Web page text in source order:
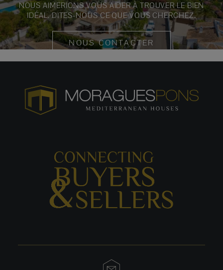
NOUS AIMERIONS VOUS AIDER À TROUVER LE BIEN
IDÉAL. DITES-NOUS CE QUE VOUS CHERCHEZ.
NOUS CONTACTER